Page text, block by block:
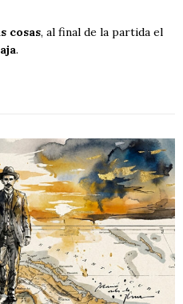
cosas, al final de la partida el
.